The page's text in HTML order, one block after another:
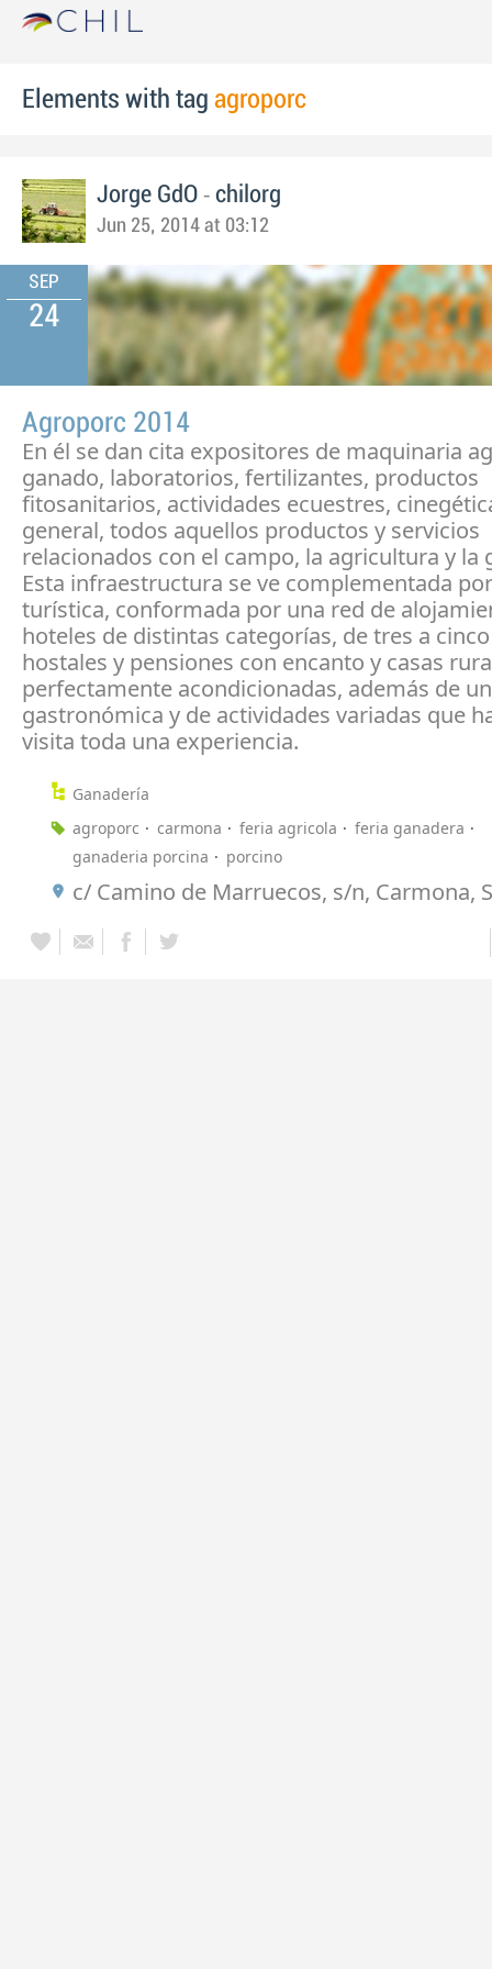
Elements with tag agroporc
Jorge GdO - chilorg
Jun 25, 2014 at 03:12
SEP
24
Agroporc 2014
En él se dan cita expositores de maquinaria
ganado, laboratorios, fertilizantes, productos
fitosanitarios, actividades ecuestres,
general, todos aquellos productos y servicios
relacionados con el campo, la agricultura y la
Esta infraestructura se ve complementada
turística, conformada por una red de
hoteles de distintas categorías, de tres a
hostales y pensiones con encanto y casas
perfectamente acondicionadas, además de
gastronómica y de actividades variadas que
visita toda una experiencia.
Ganadería
agroporc
carmona feria agricola
feria ganadera
ganaderia porcina
porcino
c/ Camino de Marruecos, s/n, Carmona,